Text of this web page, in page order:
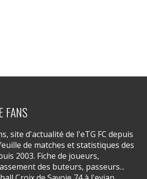
FANS
site d'actualité de l'eTG FC depuis
de matches et statistiques des
2003. Fiche de joueurs,
des buteurs, passeurs...